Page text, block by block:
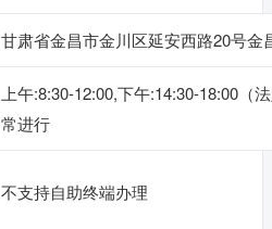
甘肃省金昌市金川区延安西路20号
上午:8:30-12:00,下午:14:30-18:00
常进行
不支持自助终端办理